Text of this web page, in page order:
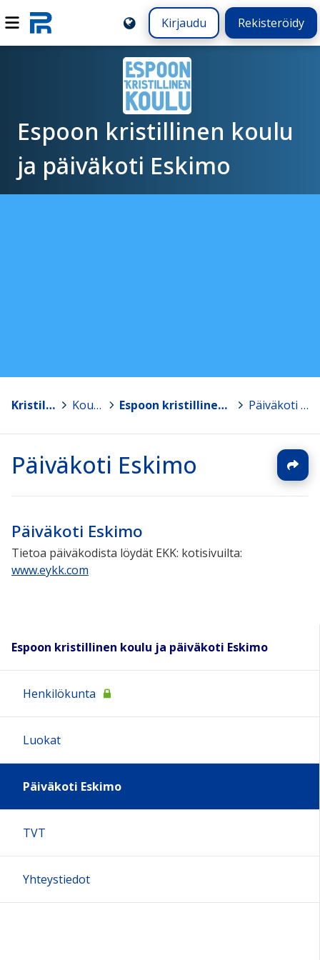
Kirjaudu Rekisteröidy
Espoon kristillinen koulu
ja päiväkoti Eskimo
Kristilliset koulut Koulut > Espoon kristillinen koulu ja päiväkoti Eskimo > Päiväkoti Eskimo
Päiväkoti Eskimo
Päiväkoti Eskimo
Tietoa päiväkodista löydät EKK: kotisivuilta:
www.eykk.com
Espoon kristillinen koulu ja päiväkoti Eskimo
Henkilökunta
Luokat
Päiväkoti Eskimo
TVT
Yhteystiedot